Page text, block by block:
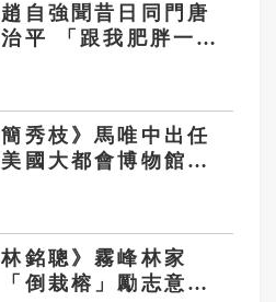
趙自強聞昔日同門唐
治平 「跟我肥胖一樣
簡秀枝》馬唯中出任
美國大都會博物館副
林銘聰》霧峰林家
「倒栽榕」勵志意義